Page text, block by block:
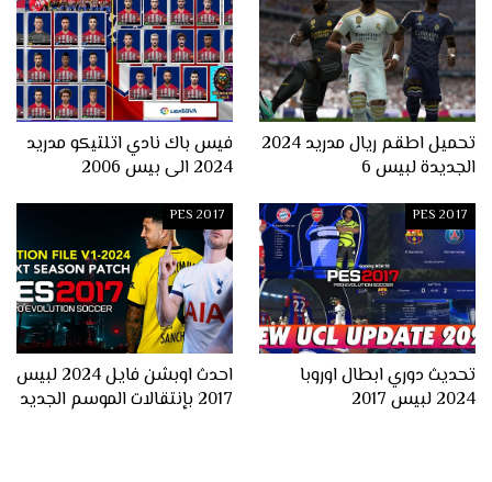
تحميل اطقم ريال مدريد 2024
الجديدة لبيس 6
فيس باك نادي اتلتيكو مدريد
2024 الى بيس 2006
PES 2017
تحديث دوري ابطال اوروبا
2024 لبيس 2017
PES 2017
احدث اوبشن فايل 2024 لبيس
2017 بإنتقالات الموسم الجديد